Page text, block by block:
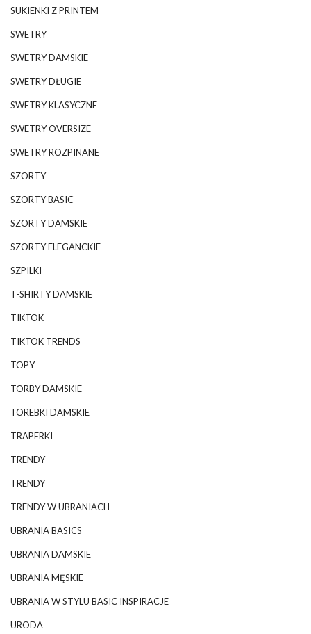
SUKIENKI Z PRINTEM
SWETRY
SWETRY DAMSKIE
SWETRY DŁUGIE
SWETRY KLASYCZNE
SWETRY OVERSIZE
SWETRY ROZPINANE
SZORTY
SZORTY BASIC
SZORTY DAMSKIE
SZORTY ELEGANCKIE
SZPILKI
T-SHIRTY DAMSKIE
TIKTOK
TIKTOK TRENDS
TOPY
TORBY DAMSKIE
TOREBKI DAMSKIE
TRAPERKI
TRENDY
TRENDY
TRENDY W UBRANIACH
UBRANIA BASICS
UBRANIA DAMSKIE
UBRANIA MĘSKIE
UBRANIA W STYLU BASIC INSPIRACJE
URODA